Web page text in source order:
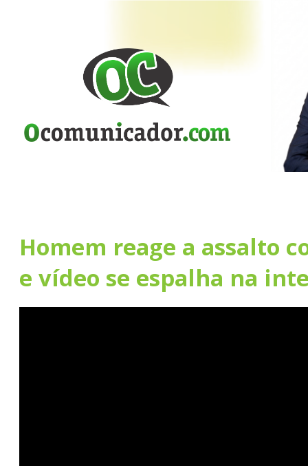
Homem reage a assalto
e vídeo se espalha na